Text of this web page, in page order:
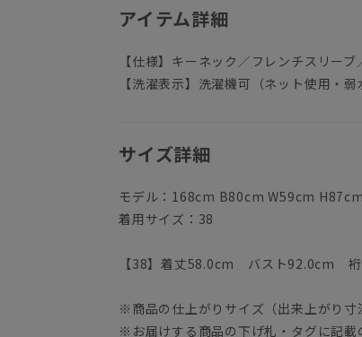
アイテム詳細
【仕様】キーネック／フレンチスリーブ
【洗濯表示】洗濯機可（ネット使用・弱
サイズ詳細
モデル：168cm B80cm W59cm H87cm
着用サイズ：38
【38】着丈58.0cm バスト92.0cm 裄
※商品の仕上がりサイズ（出来上がり寸
※お届けする商品の下げ札・タグに記